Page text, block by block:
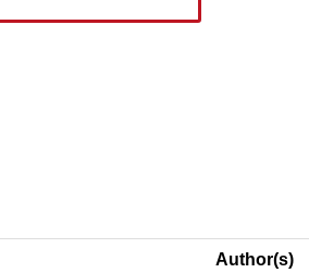
Author(s)